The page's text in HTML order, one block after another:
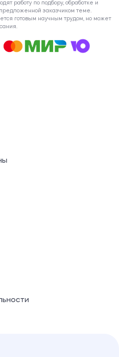
работу по подбору, обработке и
заказчиком теме.
готовым научным трудом, но может